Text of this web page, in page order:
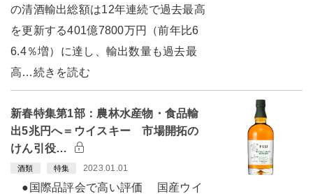
の清酒輸出総額は12年連続で過去最高
を更新する401億7800万円（前年比6
6.4％増）に達し、輸出数量も過去最
高…続きを読む
新春特集第1部：農林水産物・食品輸
出5兆円へ＝ウイスキー 市場開拓の
けん引役…
酒類 特集 2023.01.01
●国際品評会で高い評価 国産ウイ